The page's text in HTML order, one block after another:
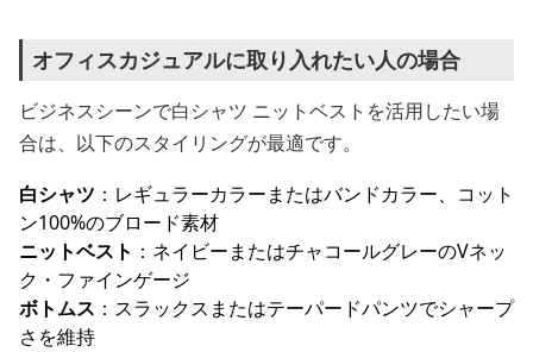
オフィスカジュアルに取り入れたい人の場合
ビジネスシーンで白シャツ ニットベストを活用したい場
合は、以下のスタイリングが最適です。
白シャツ ：レギュラーカラーまたはバンドカラー、コット
ン100%のブロード素材
ニットベスト ：ネイビーまたはチャコールグレーのVネッ
ク・ファインゲージ
ボトムス ：スラックスまたはテーパードパンツでシャープ
さを維持